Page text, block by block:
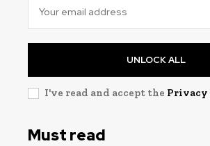
UNLOCK ALL
I've read and accept the
Must read